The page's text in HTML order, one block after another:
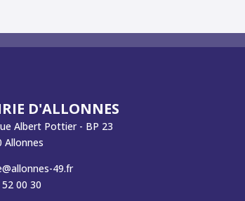
D'ALLONNES
Albert Pottier - BP 23
Allonnes
49.fr
00 30